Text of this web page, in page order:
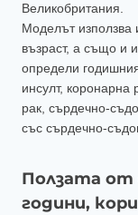
Великобритания.
Моделът използва
възраст, а също и
определи
инсулт, коронарна
рак, сърдечно-
със сърдечно-
Ползата от
години,